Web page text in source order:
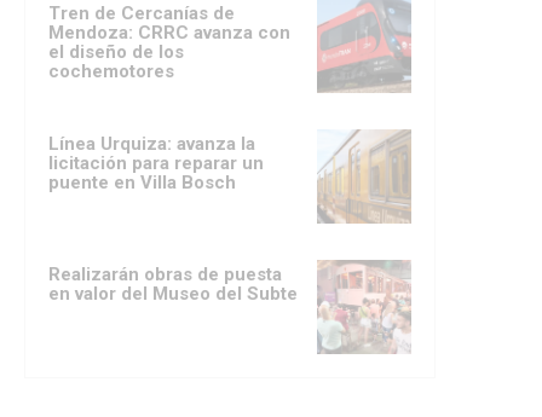
Tren de Cercanías de
Mendoza: CRRC avanza con
el diseño de los
cochemotores
Línea Urquiza: avanza la
licitación para reparar un
puente en Villa Bosch
Realizarán obras de puesta
en valor del Museo del Subte